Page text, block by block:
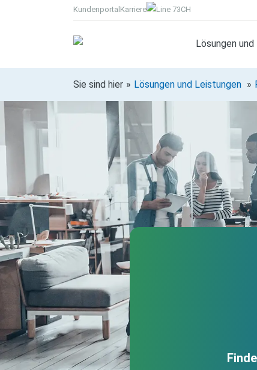
KundenportalKarriere CH
Lösungen
Sie sind hier Lösungen und Leistungen